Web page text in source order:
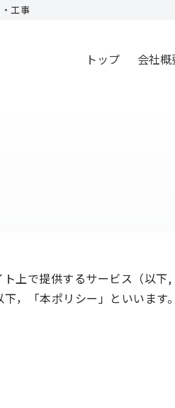
工事
トップ 会社概
上で提供するサービス（以
，「本ポリシー」といいます